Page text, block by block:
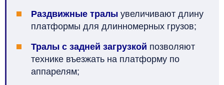
Раздвижные тралы увеличивают длину
платформы для длинномерных грузов;
Тралы с задней загрузкой позволяют
технике въезжать на платформу по
аппарелям;